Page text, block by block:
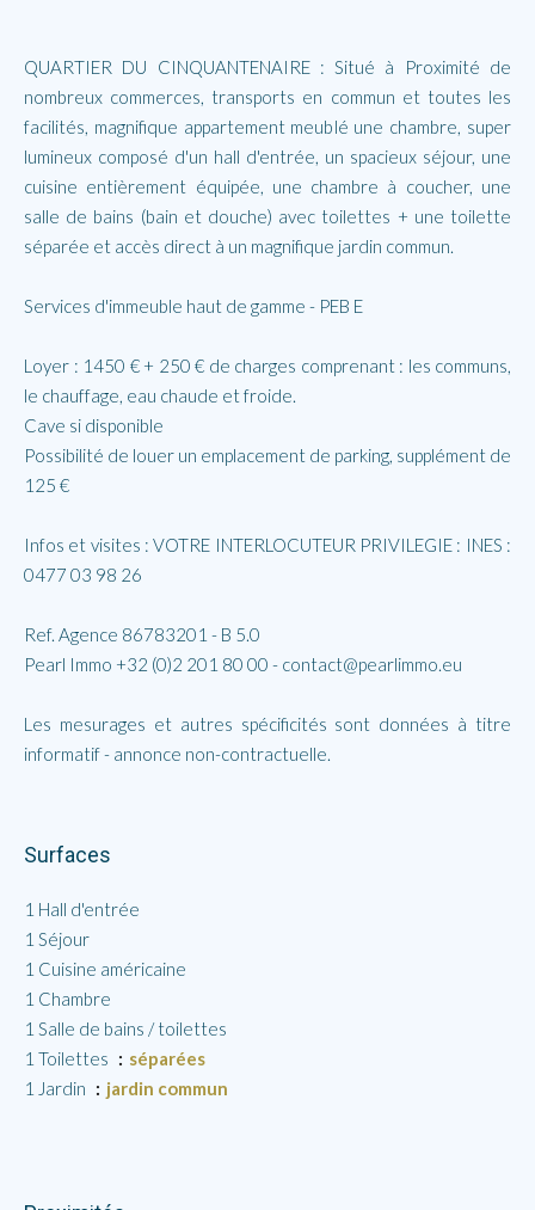
QUARTIER DU CINQUANTENAIRE : Situé à Proximité de
nombreux commerces, transports en commun et toutes les
facilités, magnifique appartement meublé une chambre, super
lumineux composé d'un hall d'entrée, un spacieux séjour, une
cuisine entièrement équipée, une chambre à coucher, une
salle de bains (bain et douche) avec toilettes + une toilette
séparée et accès direct à un magnifique jardin commun.
Services d'immeuble haut de gamme - PEB E
Loyer : 1450 € + 250 € de charges comprenant : les communs,
le chauffage, eau chaude et froide.
Cave si disponible
Possibilité de louer un emplacement de parking, supplément de
125 €
Infos et visites : VOTRE INTERLOCUTEUR PRIVILEGIE : INES :
0477 03 98 26
Ref. Agence 86783201 - B 5.0
Pearl Immo +32 (0)2 201 80 00 - contact@pearlimmo.eu
Les mesurages et autres spécificités sont données à titre
informatif - annonce non-contractuelle.
Surfaces
1 Hall d'entrée
1 Séjour
1 Cuisine américaine
1 Chambre
1 Salle de bains / toilettes
1 Toilettes
séparées
1 Jardin
jardin commun